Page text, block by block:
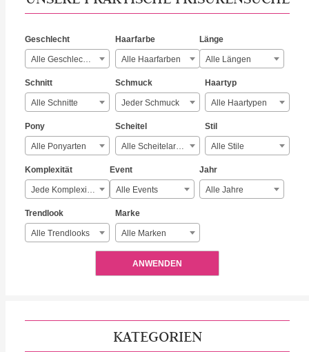
Geschlecht
Alle Geschlechter
Haarfarbe
Alle Haarfarben
Länge
Alle Längen
Schnitt
Alle Schnitte
Schmuck
Jeder Schmuck
Haartyp
Alle Haartypen
Pony
Alle Ponyarten
Scheitel
Alle Scheitelarten
Stil
Alle Stile
Komplexität
Jede Komplexität
Event
Alle Events
Jahr
Alle Jahre
Trendlook
Alle Trendlooks
Marke
Alle Marken
ANWENDEN
KATEGORIEN